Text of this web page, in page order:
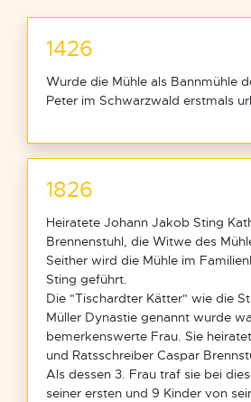
1426
Wurde die Mühle als Bannmühle
Peter im Schwarzwald erstmals
1826
Heiratete Johann Jakob Sting
Brennenstuhl, die Witwe des
Seither wird die Mühle im
Sting geführt.
Die "Tischardter Kätter" wie die
Müller Dynastie genannt wurde
bemerkenswerte Frau. Sie
und Ratsschreiber Caspar
Als dessen 3. Frau traf sie bei
seiner ersten und 9 Kinder von